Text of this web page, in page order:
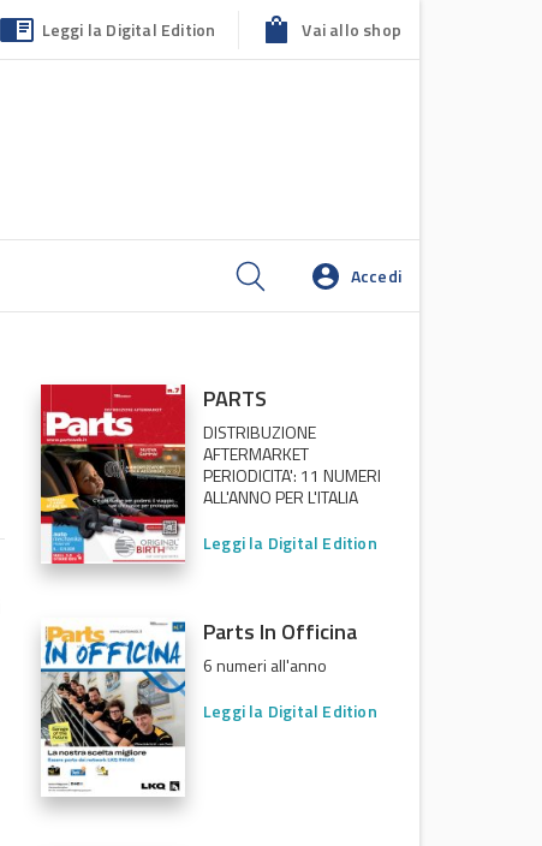
Leggi la Digital Edition Vai allo shop
Accedi
PARTS
DISTRIBUZIONE
AFTERMARKET
PERIODICITA': 11 NUMERI
ALL'ANNO PER L'ITALIA
Leggi la Digital Edition
Parts In Officina
6 numeri all'anno
Leggi la Digital Edition